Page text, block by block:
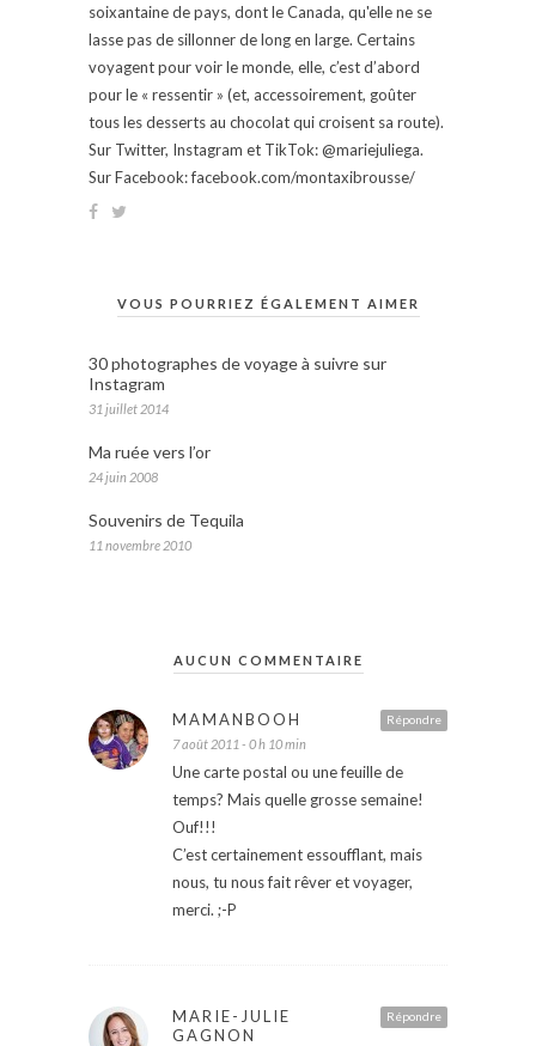
soixantaine de pays, dont le Canada, qu'elle ne se
lasse pas de sillonner de long en large. Certains
voyagent pour voir le monde, elle, c’est d’abord
pour le « ressentir » (et, accessoirement, goûter
tous les desserts au chocolat qui croisent sa route).
Sur Twitter, Instagram et TikTok: @mariejuliega.
Sur Facebook: facebook.com/montaxibrousse/
VOUS POURRIEZ ÉGALEMENT AIMER
30 photographes de voyage à suivre sur
Instagram
31 juillet 2014
Ma ruée vers l’or
24 juin 2008
Souvenirs de Tequila
11 novembre 2010
AUCUN COMMENTAIRE
Répondre
MAMANBOOH
7 août 2011 - 0 h 10 min
Une carte postal ou une feuille de
temps? Mais quelle grosse semaine!
Ouf!!!
C’est certainement essoufflant, mais
nous, tu nous fait rêver et voyager,
merci. ;-P
Répondre
MARIE-JULIE
GAGNON